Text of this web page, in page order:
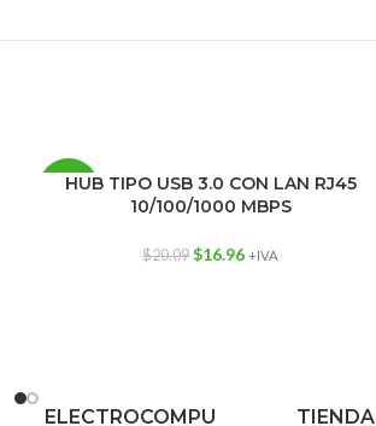
-16%
HUB TIPO USB 3.0 CON LAN RJ45
10/100/1000 MBPS
$20.09 $16.96 +IVA
ELECTROCOMPU TIENDA